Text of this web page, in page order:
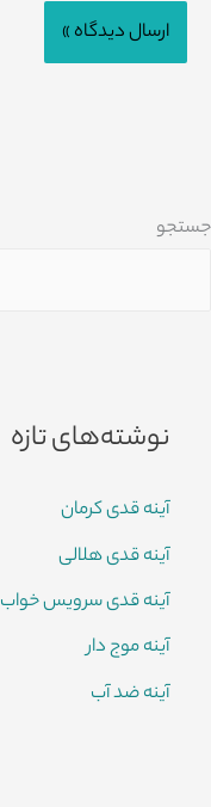
جستجو
نوشته‌های تازه
آینه قدی کرمان
آینه قدی هلالی
آینه قدی سرویس خواب
آینه موج دار
آینه ضد آب